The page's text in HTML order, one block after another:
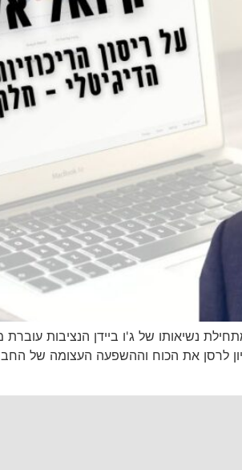
נשיאותו של ג'ו ביידן הנציבות
לרסן את הכוח וההשפעה העצומה של